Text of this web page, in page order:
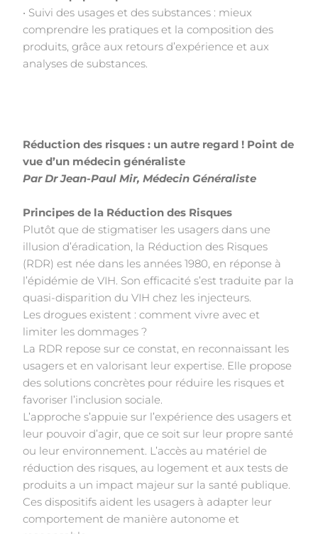
• Suivi des usages et des substances : mieux
comprendre les pratiques et la composition des
produits, grâce aux retours d’expérience et aux
analyses de substances.
Réduction des risques : un autre regard ! Point de
vue d’un médecin généraliste
Par Dr Jean-Paul Mir, Médecin Généraliste
Principes de la Réduction des Risques
Plutôt que de stigmatiser les usagers dans une
illusion d’éradication, la Réduction des Risques
(RDR) est née dans les années 1980, en réponse à
l’épidémie de VIH. Son efficacité s’est traduite par la
quasi-disparition du VIH chez les injecteurs.
Les drogues existent : comment vivre avec et
limiter les dommages ?
La RDR repose sur ce constat, en reconnaissant les
usagers et en valorisant leur expertise. Elle propose
des solutions concrètes pour réduire les risques et
favoriser l’inclusion sociale.
L’approche s’appuie sur l’expérience des usagers et
leur pouvoir d’agir, que ce soit sur leur propre santé
ou leur environnement. L’accès au matériel de
réduction des risques, au logement et aux tests de
produits a un impact majeur sur la santé publique.
Ces dispositifs aident les usagers à adapter leur
comportement de manière autonome et